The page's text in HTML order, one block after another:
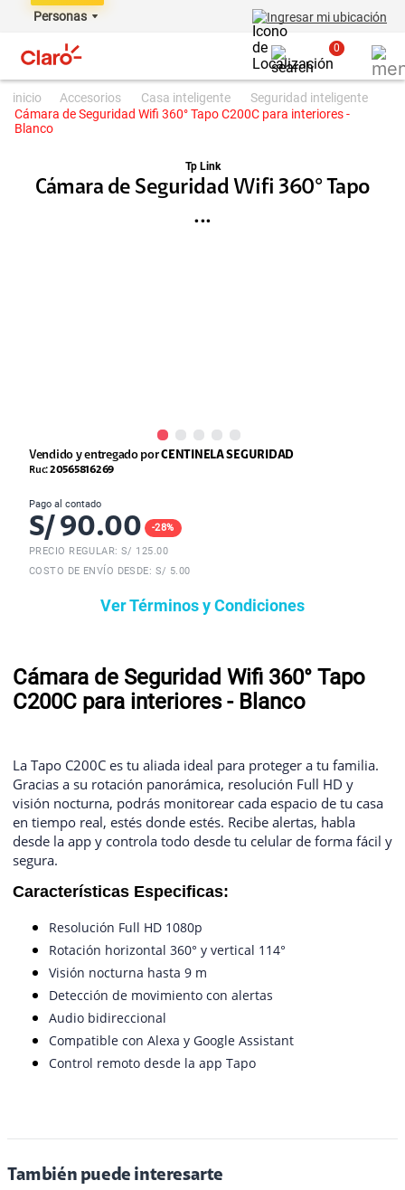
Personas Ingresar mi ubicación
0
accesorios casa inteligente
seguridad inteligente
Cámara de Seguridad Wifi 360° Tapo C200C para interiores -
Blanco
Tp Link
Cámara de Seguridad Wifi 360° Tapo
...
Vendido y entregado porCENTINELA SEGURIDAD
Ruc:20565816269
Pago al contado
S/ 90.00 -28%
PRECIO REGULAR: S/ 125.00
COSTO DE ENVÍO DESDE: S/ 5.00
Ver Términos y Condiciones
Cámara de Seguridad Wifi 360° Tapo
C200C para interiores - Blanco
La Tapo C200C es tu aliada ideal para proteger a tu familia.
Gracias a su rotación panorámica, resolución Full HD y
visión nocturna, podrás monitorear cada espacio de tu casa
en tiempo real, estés donde estés. Recibe alertas, habla
desde la app y controla todo desde tu celular de forma fácil y
segura.
Características Especificas:
Resolución Full HD 1080p
Rotación horizontal 360° y vertical 114°
Visión nocturna hasta 9 m
Detección de movimiento con alertas
Audio bidireccional
Compatible con Alexa y Google Assistant
Control remoto desde la app Tapo
También puede interesarte